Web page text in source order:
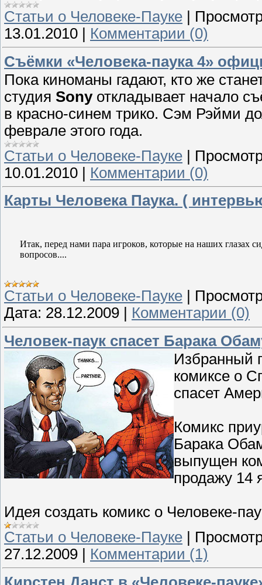
Cтатьи о Человеке-Пауке
13.01.2010
Комментарии (0)
Съёмки «Человека-паука 4»
Пока киноманы гадают, кто же
студия Sonyоткладывает начало
в красно-синем трико. Сэм Рэйми
феврале этого года.
Cтатьи о Человеке-Пауке |
10.01.2010 | Комментарии (0)
Карты Человека Паука. (
Итак, перед нами пара игроков, которые на наших глазах
вопросов....
Cтатьи о Человеке-Пауке
Дата: 28.12.2009
Комментарии (0)
Человек-паук спасет Барака
Избранный
комиксе о
спасет
Комикс
Барака
выпущен
продажу 14
Идея создать комикс о Человеке-
Cтатьи о Человеке-Пауке
27.12.2009
Комментарии (1)